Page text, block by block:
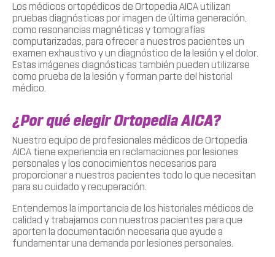
Los médicos ortopédicos de Ortopedia AICA utilizan
pruebas diagnósticas por imagen de última generación,
como resonancias magnéticas y tomografías
computarizadas, para ofrecer a nuestros pacientes un
examen exhaustivo y un diagnóstico de la lesión y el dolor.
Estas imágenes diagnósticas también pueden utilizarse
como prueba de la lesión y forman parte del historial
médico.
¿Por qué elegir Ortopedia AICA?
Nuestro equipo de profesionales médicos de Ortopedia
AICA tiene experiencia en reclamaciones por lesiones
personales y los conocimientos necesarios para
proporcionar a nuestros pacientes todo lo que necesitan
para su cuidado y recuperación.
Entendemos la importancia de los historiales médicos de
calidad y trabajamos con nuestros pacientes para que
aporten la documentación necesaria que ayude a
fundamentar una demanda por lesiones personales.